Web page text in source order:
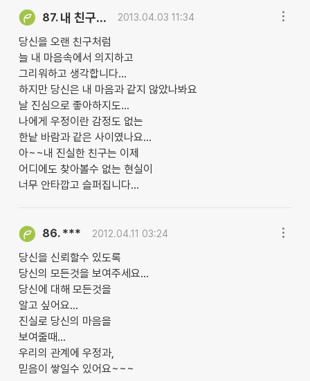
87. 내 친구... 2013.04.03 11:34
당신을 오랜 친구처럼
늘 내 마음속에서 의지하고
그리워하고 생각합니다...
하지만 당신은 내 마음과 같지 않았나봐요
날 진심으로 좋아하지도...
나에게 우정이란 감정도 없는
한낱 바람과 같은 사이였나요...
아~~내 진실한 친구는 이제
어디에도 찾아볼수 없는 현실이
너무 안타깝고 슬퍼집니다...
86. *** 2012.04.11 03:24
당신을 신뢰할수 있도록
당신의 모든것을 보여주세요...
당신에 대해 모든것을
알고 싶어요...
진실로 당신의 마음을
보여줄때...
우리의 관계에 우정과,
믿음이 쌓일수 있어요~~~